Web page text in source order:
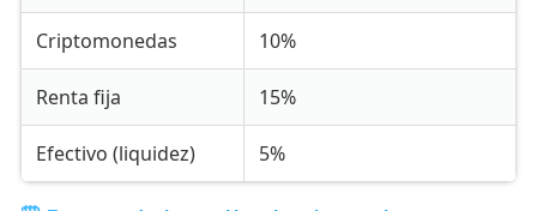
Criptomonedas 10%
Renta fija 15%
Efectivo (liquidez) 5%